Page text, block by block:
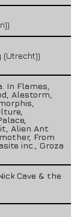
(Utrecht))
In Flames,
Alestorm,
Alien Ant
From
inc., Groza
Cave & the